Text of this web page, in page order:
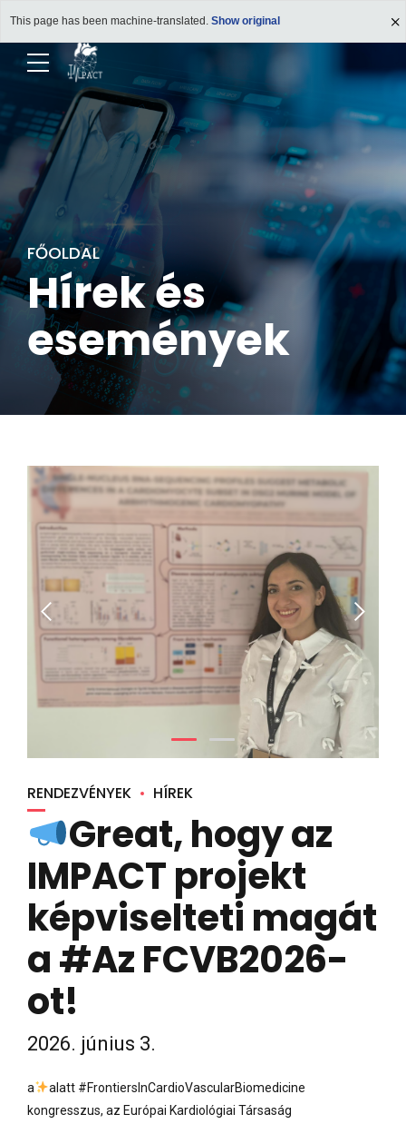
This page has been machine-translated. Show original
FŐOLDAL
Hírek és
események
RENDEZVÉNYEK HÍREK
Great, hogy az
IMPACT projekt
képviselteti magát
a #Az FCVB2026-
ot!
2026. június 3.
a
alatt #FrontiersInCardioVascularBiomedicine
kongresszus, az Európai Kardiológiai Társaság